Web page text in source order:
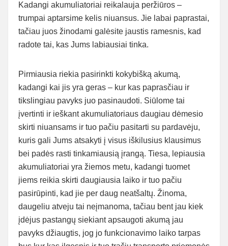
Kadangi akumuliatoriai reikalauja peržiūros –
trumpai aptarsime kelis niuansus. Jie labai paprastai,
tačiau juos žinodami galėsite jaustis ramesnis, kad
radote tai, kas Jums labiausiai tinka.
Pirmiausia riekia pasirinkti kokybišką akumą,
kadangi kai jis yra geras – kur kas paprasčiau ir
tikslingiau pavyks juo pasinaudoti. Siūlome tai
įvertinti ir ieškant akumuliatoriaus daugiau dėmesio
skirti niuansams ir tuo pačiu pasitarti su pardavėju,
kuris gali Jums atsakyti į visus iškilusius klausimus
bei padės rasti tinkamiausią įrangą. Tiesa, lepiausia
akumuliatoriai yra žiemos metu, kadangi tuomet
jiems reikia skirti daugiausia laiko ir tuo pačiu
pasirūpinti, kad jie per daug neatšaltų. Žinoma,
daugeliu atveju tai neįmanoma, tačiau bent jau kiek
įdėjus pastangų siekiant apsaugoti akumą jau
pavyks džiaugtis, jog jo funkcionavimo laiko tarpas